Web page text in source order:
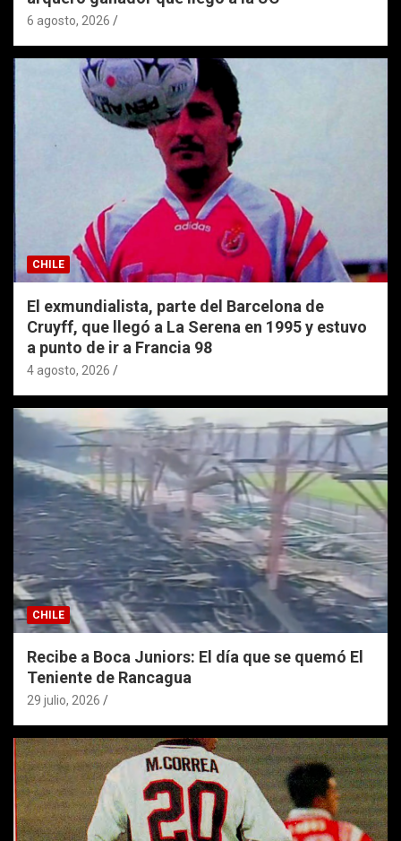
6 agosto, 2026
CHILE
El exmundialista, parte del Barcelona de
Cruyff, que llegó a La Serena en 1995 y estuvo
a punto de ir a Francia 98
4 agosto, 2026
CHILE
Recibe a Boca Juniors: El día que se quemó El
Teniente de Rancagua
29 julio, 2026